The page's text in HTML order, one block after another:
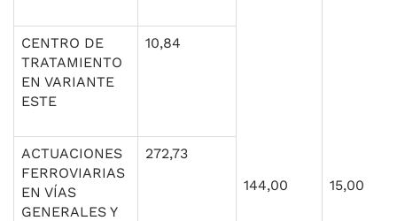
144,00 15,00
CENTRO DE
TRATAMIENTO
EN VARIANTE
ESTE
10,84
ACTUACIONES
FERROVIARIAS
EN VÍAS
GENERALES Y
272,73